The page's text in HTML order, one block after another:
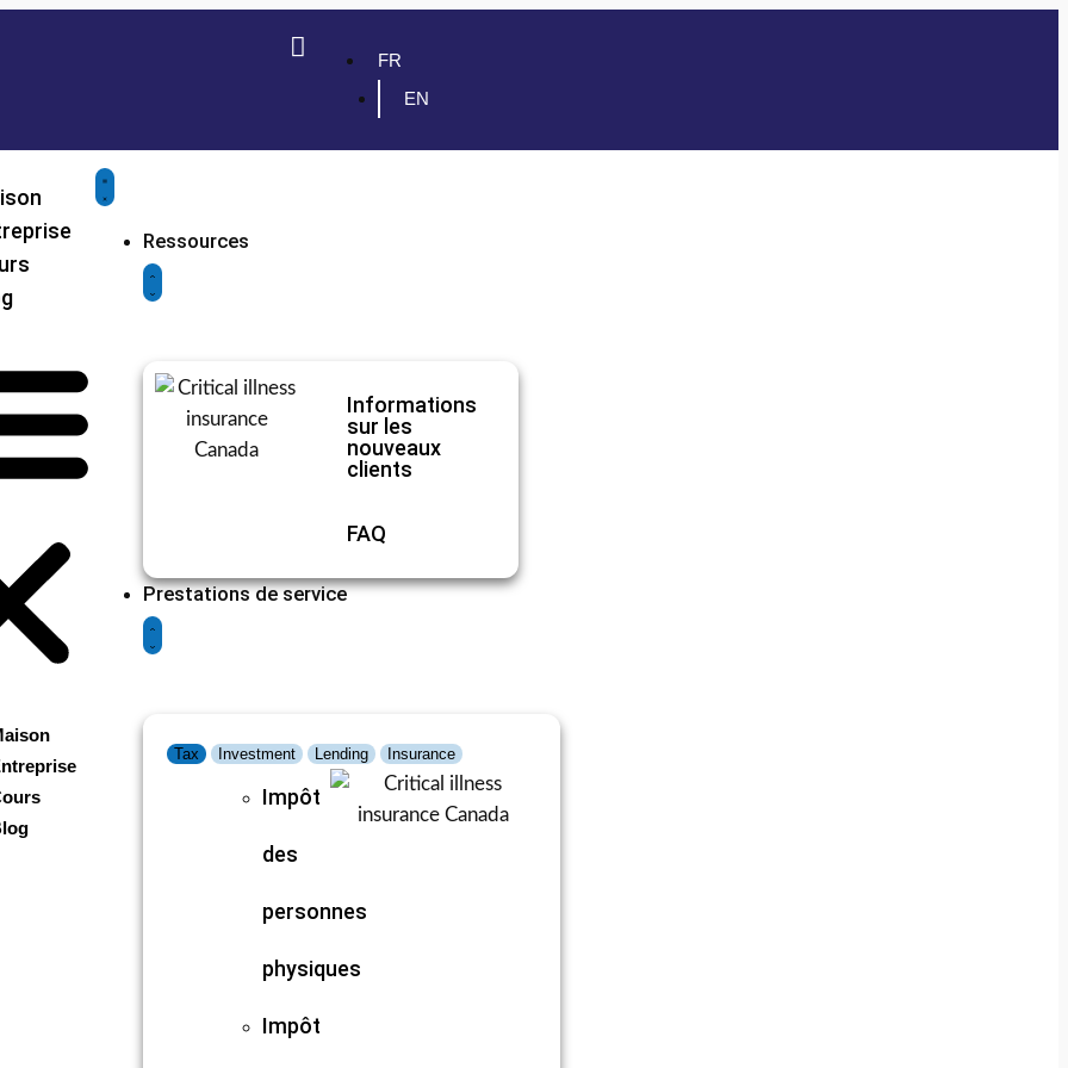
FR
EN
Ressources
Informations
sur les
nouveaux
clients
FAQ
Prestations de service
Tax Investment Lending Insurance
Impôt
des
personnes
physiques
Impôt